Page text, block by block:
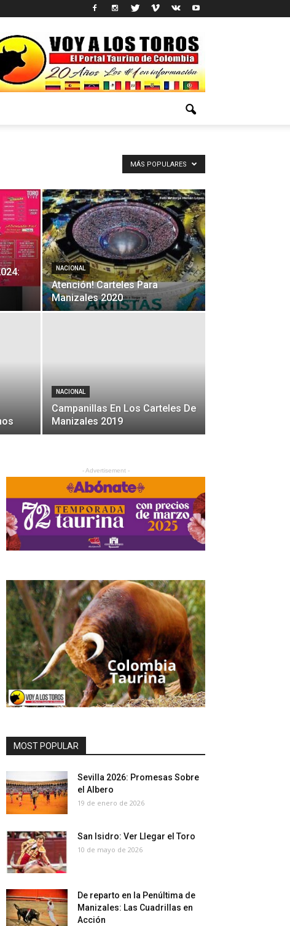
MÁS POPULARES
NACIONAL
Atención! Carteles Para
Manizales 2020
NACIONAL
Campanillas En Los Carteles De
Manizales 2019
- Advertisement -
MOST POPULAR
Sevilla 2026: Promesas Sobre
el Albero
19 de enero de 2026
San Isidro: Ver Llegar el Toro
10 de mayo de 2026
De reparto en la Penúltima de
Manizales: Las Cuadrillas en
Acción